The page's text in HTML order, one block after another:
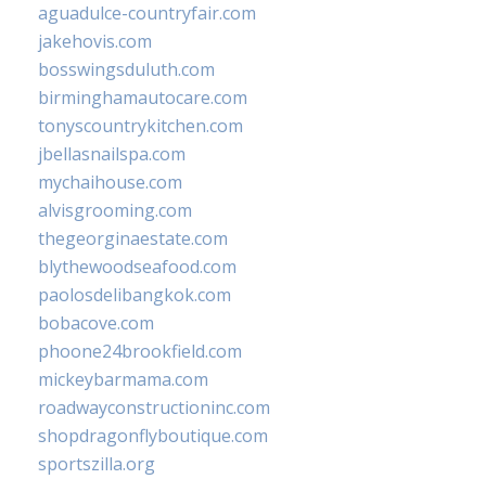
aguadulce-countryfair.com
jakehovis.com
bosswingsduluth.com
birminghamautocare.com
tonyscountrykitchen.com
jbellasnailspa.com
mychaihouse.com
alvisgrooming.com
thegeorginaestate.com
blythewoodseafood.com
paolosdelibangkok.com
bobacove.com
phoone24brookfield.com
mickeybarmama.com
roadwayconstructioninc.com
shopdragonflyboutique.com
sportszilla.org